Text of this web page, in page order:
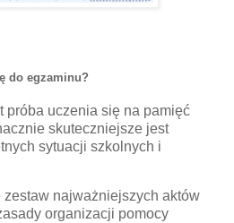
do egzaminu?
próba uczenia się na pamięć
skuteczniejsze jest
sytuacji szkolnych i
zestaw najważniejszych aktów
organizacji pomocy